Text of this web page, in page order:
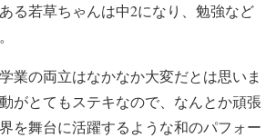
る若草ちゃんは中2になり、勉強など
業の両立はなかなか大変だとは思いま
がとてもステキなので、なんとか頑張
を舞台に活躍するような和のパフォー